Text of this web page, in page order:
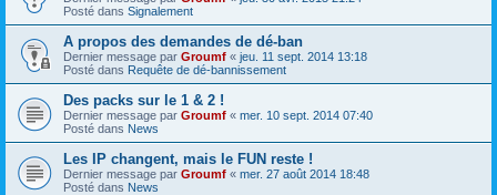
Posté dans Signalement
A propos des demandes de dé-ban
Dernier message par Groumf « jeu. 11 sept. 2014 13:18
Posté dans Requête de dé-bannissement
Des packs sur le 1 & 2 !
Dernier message par Groumf « mer. 10 sept. 2014 07:40
Posté dans News
Les IP changent, mais le FUN reste !
Dernier message par Groumf « mer. 27 août 2014 18:48
Posté dans News